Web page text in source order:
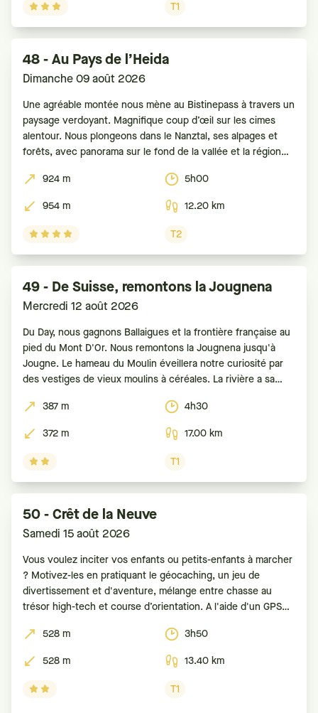
T1
48 - Au Pays de l’Heida
Dimanche 09 août 2026
Une agréable montée nous mène au Bistinepass à travers un
paysage verdoyant. Magnifique coup d’œil sur les cimes
alentour. Nous plongeons dans le Nanztal, ses alpages et
forêts, avec panorama sur le fond de la vallée et la région
courte descente
924 m
5h00
954 m
12.20 km
T2
49 - De Suisse, remontons la Jougnena
Mercredi 12 août 2026
Du Day, nous gagnons Ballaigues et la frontière française au
pied du Mont D'Or. Nous remontons la Jougnena jusqu'à
Jougne. Le hameau du Moulin éveillera notre curiosité par
des vestiges de vieux moulins à céréales. La rivière a sa
387 m
4h30
372 m
17.00 km
T1
50 - Crêt de la Neuve
Samedi 15 août 2026
Vous voulez inciter vos enfants ou petits-enfants à marcher
? Motivez-les en pratiquant le géocaching, un jeu de
divertissement et d'aventure, mélange entre chasse au
trésor high-tech et course d’orientation. A l'aide d'un GPS
(appelées caches ou géocaches) dissimulées. Pour
528 m
3h50
528 m
13.40 km
T1